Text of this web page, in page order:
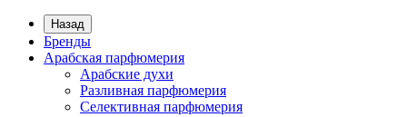
Назад
Бренды
Арабская парфюмерия
Арабские духи
Разливная парфюмерия
Селективная парфюмерия